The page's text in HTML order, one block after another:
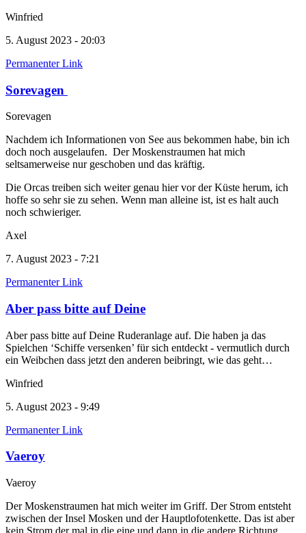
Winfried
5. August 2023 - 20:03
Permanenter Link
Sorevagen
Sorevagen
Nachdem ich Informationen von See aus bekommen habe, bin ich
doch noch ausgelaufen. Der Moskenstraumen hat mich
seltsamerweise nur geschoben und das kräftig.
Die Orcas treiben sich weiter genau hier vor der Küste herum, ich
hoffe so sehr sie zu sehen. Wenn man alleine ist, ist es halt auch
noch schwieriger.
Axel
7. August 2023 - 7:21
Permanenter Link
Aber pass bitte auf Deine
Aber pass bitte auf Deine Ruderanlage auf. Die haben ja das
Spielchen ‘Schiffe versenken’ für sich entdeckt - vermutlich durch
ein Weibchen dass jetzt den anderen beibringt, wie das geht…
Winfried
5. August 2023 - 9:49
Permanenter Link
Vaeroy
Vaeroy
Der Moskenstraumen hat mich weiter im Griff. Der Strom entsteht
zwischen der Insel Mosken und der Hauptlofotenkette. Das ist aber